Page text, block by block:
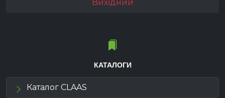
Вихідний
КАТАЛОГИ
Каталог CLAAS